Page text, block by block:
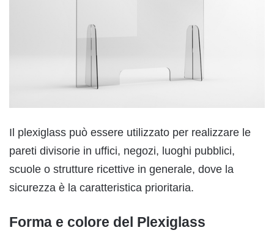
Il plexiglass può essere utilizzato per realizzare le
pareti divisorie in uffici, negozi, luoghi pubblici,
scuole o strutture ricettive in generale, dove la
sicurezza è la caratteristica prioritaria.
Forma e colore del Plexiglass